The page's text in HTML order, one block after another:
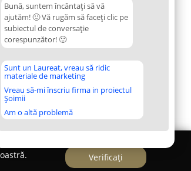
Bună, suntem încântați să vă
ajutăm! 🙂 Vă rugăm să faceți clic pe
subiectul de conversație
corespunzător! 🙂
Sunt un Laureat, vreau să ridic
materiale de marketing
Vreau să-mi înscriu firma in proiectul
Șoimii
Am o altă problemă
Verificați